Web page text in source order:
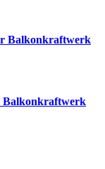
Balkonkraftwerk